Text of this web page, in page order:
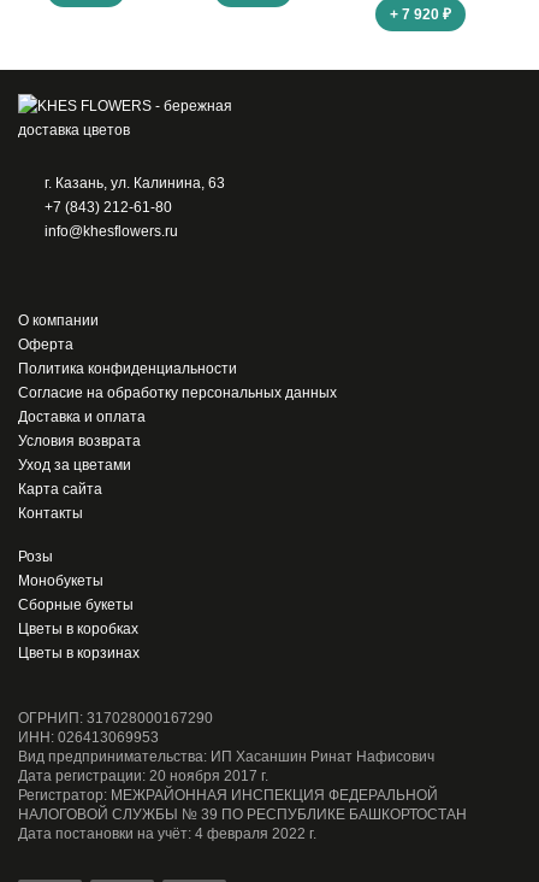
+ 7 920 ₽
г. Казань, ул. Калинина, 63
+7 (843) 212-61-80
info@khesflowers.ru
О компании
Оферта
Политика конфиденциальности
Согласие на обработку персональных данных
Доставка и оплата
Условия возврата
Уход за цветами
Карта сайта
Контакты
Розы
Монобукеты
Сборные букеты
Цветы в коробках
Цветы в корзинах
ОГРНИП: 317028000167290
ИНН: 026413069953
Вид предпринимательства: ИП Хасаншин Ринат Нафисович
Дата регистрации: 20 ноября 2017 г.
Регистратор: МЕЖРАЙОННАЯ ИНСПЕКЦИЯ ФЕДЕРАЛЬНОЙ
НАЛОГОВОЙ СЛУЖБЫ № 39 ПО РЕСПУБЛИКЕ БАШКОРТОСТАН
Дата постановки на учёт: 4 февраля 2022 г.